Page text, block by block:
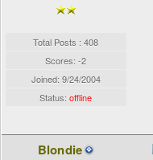
Total Posts : 408
Scores: -2
Joined: 9/24/2004
Status:offline
Blondie